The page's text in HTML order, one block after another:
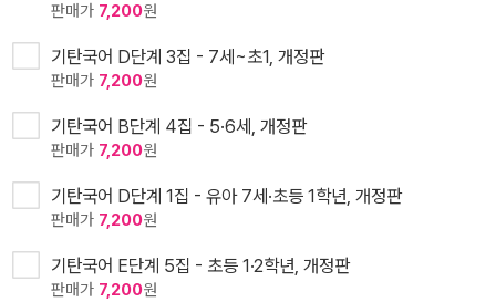
판매가 7,200원
기탄국어 D단계 3집 - 7세~초1, 개정판
판매가 7,200원
기탄국어 B단계 4집 - 5·6세, 개정판
판매가 7,200원
기탄국어 D단계 1집 - 유아 7세·초등 1학년, 개정판
판매가 7,200원
기탄국어 E단계 5집 - 초등 1·2학년, 개정판
판매가 7,200원